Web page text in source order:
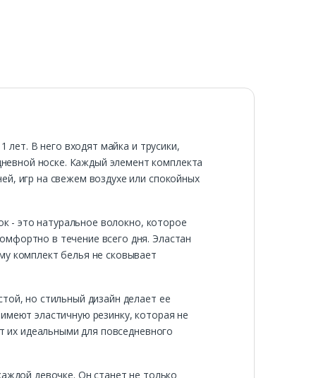
В него входят майка и трусики,
носке. Каждый элемент комплекта
игр на свежем воздухе или спокойных
- это натуральное волокно, которое
в течение всего дня. Эластан
комплект белья не сковывает
но стильный дизайн делает ее
эластичную резинку, которая не
их идеальными для повседневного
девочке. Он станет не только